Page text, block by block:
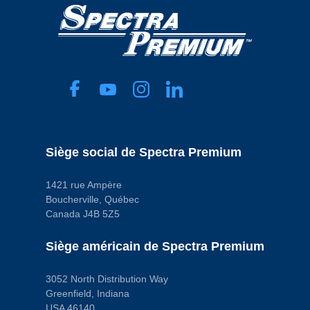
Siège social de Spectra Premium
1421 rue Ampère
Boucherville, Québec
Canada J4B 5Z5
Siège américain de Spectra Premium
3052 North Distribution Way
Greenfield, Indiana